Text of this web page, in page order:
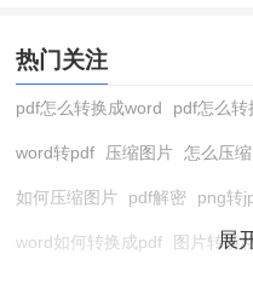
热门关注
pdf怎么转换成word pdf怎么
word转pdf 压缩图片 怎么压
如何压缩图片 pdf解密 png转
word如何转换成pdf 图片转换
展